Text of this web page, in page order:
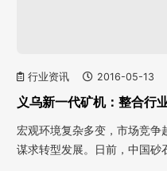
行业资讯 2016-05-13
义乌新一代矿机：整合行
宏观环境复杂多变，市场竞
谋求转型发展。日前，中国砂